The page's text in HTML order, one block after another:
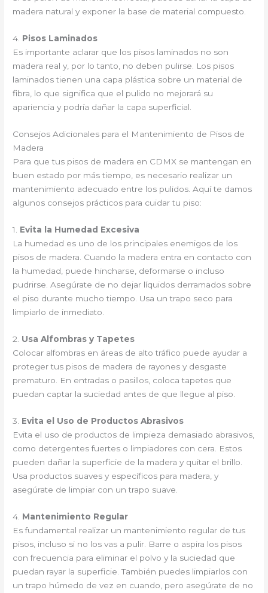
madera natural y exponer la base de material compuesto.
4. Pisos Laminados
Es importante aclarar que los pisos laminados no son
madera real y, por lo tanto, no deben pulirse. Los pisos
laminados tienen una capa plástica sobre un material de
fibra, lo que significa que el pulido no mejorará su
apariencia y podría dañar la capa superficial.
Consejos Adicionales para el Mantenimiento de Pisos de
Madera
Para que tus pisos de madera en CDMX se mantengan en
buen estado por más tiempo, es necesario realizar un
mantenimiento adecuado entre los pulidos. Aquí te damos
algunos consejos prácticos para cuidar tu piso:
1. Evita la Humedad Excesiva
La humedad es uno de los principales enemigos de los
pisos de madera. Cuando la madera entra en contacto con
la humedad, puede hincharse, deformarse o incluso
pudrirse. Asegúrate de no dejar líquidos derramados sobre
el piso durante mucho tiempo. Usa un trapo seco para
limpiarlo de inmediato.
2. Usa Alfombras y Tapetes
Colocar alfombras en áreas de alto tráfico puede ayudar a
proteger tus pisos de madera de rayones y desgaste
prematuro. En entradas o pasillos, coloca tapetes que
puedan captar la suciedad antes de que llegue al piso.
3. Evita el Uso de Productos Abrasivos
Evita el uso de productos de limpieza demasiado abrasivos,
como detergentes fuertes o limpiadores con cera. Estos
pueden dañar la superficie de la madera y quitar el brillo.
Usa productos suaves y específicos para madera, y
asegúrate de limpiar con un trapo suave.
4. Mantenimiento Regular
Es fundamental realizar un mantenimiento regular de tus
pisos, incluso si no los vas a pulir. Barre o aspira los pisos
con frecuencia para eliminar el polvo y la suciedad que
puedan rayar la superficie. También puedes limpiarlos con
un trapo húmedo de vez en cuando, pero asegúrate de no